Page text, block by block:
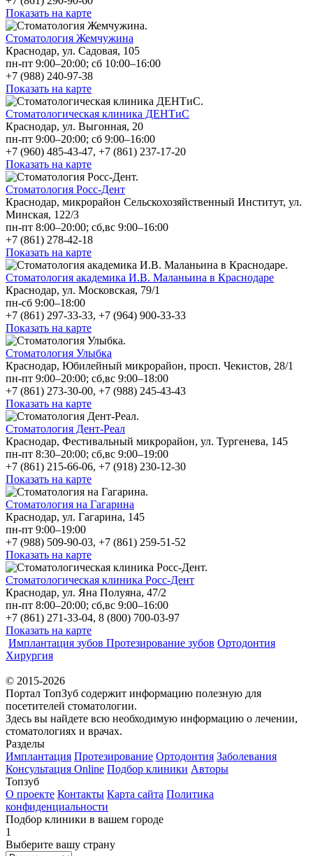
Показать на карте
Стоматология Жемчужина
Краснодар, ул. Садовая, 105
пн-пт 9:00–20:00; сб 10:00–16:00
+7 (988) 240-97-38
Показать на карте
Стоматологическая клиника ДЕНТиС
Краснодар, ул. Выгонная, 20
пн-пт 9:00–20:00; сб 9:00–16:00
+7 (960) 485-43-47, +7 (861) 237-17-20
Показать на карте
Стоматология Росс-Дент
Краснодар, микрорайон Сельскохозяйственный Институт, ул.
Минская, 122/3
пн-пт 8:00–20:00; сб,вс 9:00–16:00
+7 (861) 278-42-18
Показать на карте
Стоматология академика И.В. Маланьина в Краснодаре
Краснодар, ул. Московская, 79/1
пн-сб 9:00–18:00
+7 (861) 297-33-33, +7 (964) 900-33-33
Показать на карте
Стоматология Улыбка
Краснодар, Юбилейный микрорайон, просп. Чекистов, 28/1
пн-пт 9:00–20:00; сб,вс 9:00–18:00
+7 (861) 273-30-00, +7 (988) 245-43-43
Показать на карте
Стоматология Дент-Реал
Краснодар, Фестивальный микрорайон, ул. Тургенева, 145
пн-пт 8:30–20:00; сб,вс 9:00–19:00
+7 (861) 215-66-06, +7 (918) 230-12-30
Показать на карте
Стоматология на Гагарина
Краснодар, ул. Гагарина, 145
пн-пт 9:00–19:00
+7 (988) 509-90-03, +7 (861) 259-51-52
Показать на карте
Стоматологическая клиника Росс-Дент
Краснодар, ул. Яна Полуяна, 47/2
пн-пт 8:00–20:00; сб,вс 9:00–16:00
+7 (861) 271-33-04, 8 (800) 700-03-97
Показать на карте
Имплантация зубов Протезирование зубов Ортодонтия
Хирургия
© 2015-2026
Портал ТопЗуб содержит информацию полезную для
посетителей стоматологии.
Здесь вы найдете всю необходимую информацию о лечении,
стоматологиях и врачах.
Разделы
Имплантация Протезирование Ортодонтия Заболевания
Консультация Online Подбор клиники Авторы
Топзуб
О проекте Контакты Карта сайта Политика
конфиденциальности
Подбор клиники в вашем городе
1
Выберите вашу страну